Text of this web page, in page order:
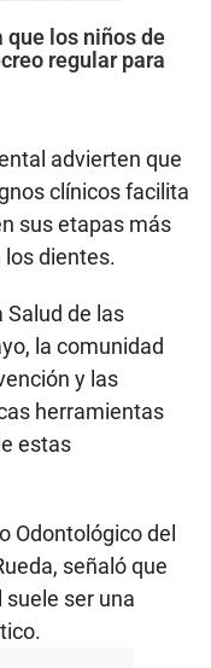
que los niños de
regular para
advierten que
clínicos facilita
sus etapas más
los dientes.
Salud de las
la comunidad
y las
herramientas
estas
Odontológico del
señaló que
ser una